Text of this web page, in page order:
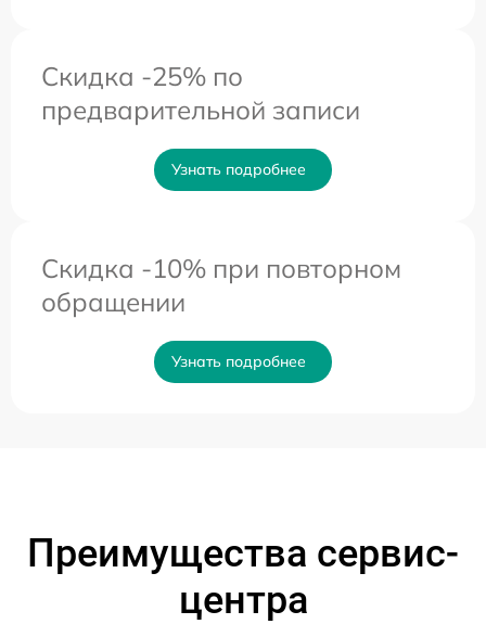
Скидка -25% по
предварительной записи
Узнать подробнее
Скидка -10% при повторном
обращении
Узнать подробнее
Преимущества сервис-
центра